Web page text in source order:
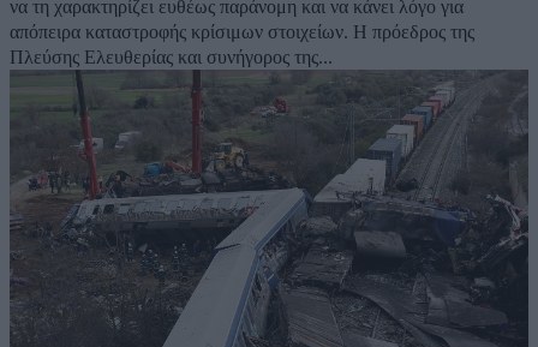
να τη χαρακτηρίζει ευθέως παράνομη και να κάνει λόγο για
απόπειρα καταστροφής κρίσιμων στοιχείων. Η πρόεδρος της
Πλεύσης Ελευθερίας και συνήγορος της...